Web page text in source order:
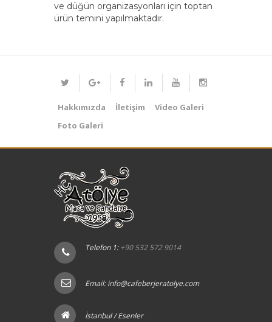
ve düğün organizasyonları için toptan
ürün temini yapılmaktadır.
Hakkımızda İletişim
Video Galeri
Foto Galeri
Telefon 1: +90 532 572 9014
Email:info@cafeberjeratolye.com
İstanbul / Esenler